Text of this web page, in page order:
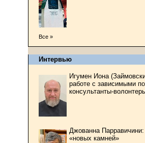
Все »
Интервью
Игумен Иона
работе с зависимыми
консультанты-
Джованна
«новых камней»